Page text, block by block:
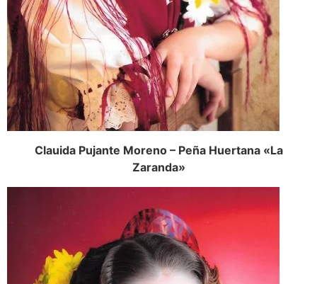
Clauida Pujante Moreno – Peña Huertana «La
Zaranda»